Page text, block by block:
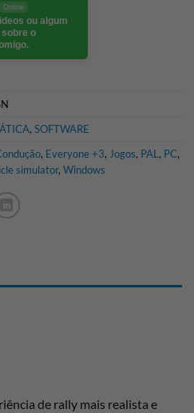
Online
ou algum
o
, SOFTWARE
, Everyone +3, Jogos, PAL, PC,
simulator, Windows
de rally mais realista e